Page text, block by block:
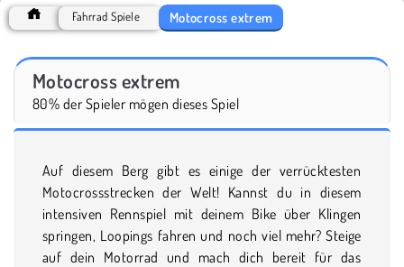
Fahrrad Spiele Motocross extrem
Motocross extrem
80% der Spieler mögen dieses Spiel
Auf diesem Berg gibt es einige der verrücktesten
Motocrossstrecken der Welt! Kannst du in diesem
intensiven Rennspiel mit deinem Bike über Klingen
springen, Loopings fahren und noch viel mehr? Steige
auf dein Motorrad und mach dich bereit für das